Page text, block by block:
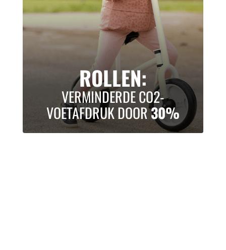
ROLLEN:
VERMINDERDE CO2-
VOETAFDRUK DOOR30%